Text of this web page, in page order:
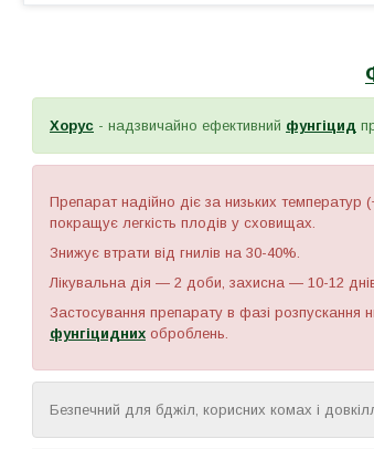
Хорус - надзвичайно ефективний фунгіцид
Препарат надійно діє за низьких
покращує легкість плодів у сховищах.
Знижує втрати від гнилів на 30-40%.
Лікувальна дія — 2 доби, захисна — 10-12
Застосування препарату в фазі розпускання
фунгіцидних оброблень.
Безпечний для бджіл, корисних комах і